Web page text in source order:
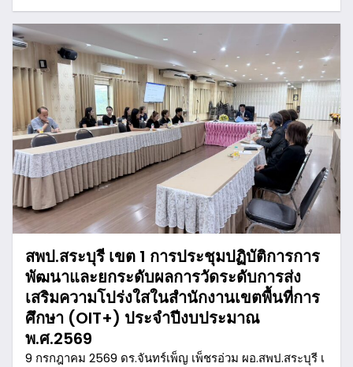
สพป.สระบุรี เขต 1 การประชุมปฏิบัติการการ
พัฒนาและยกระดับผลการวัดระดับการส่ง
เสริมความโปร่งใสในสำนักงานเขตพื้นที่การ
ศึกษา (OIT+) ประจำปีงบประมาณ
พ.ศ.2569
9 กรกฎาคม 2569 ดร.จันทร์เพ็ญ เพ็ชรอ่วม ผอ.สพป.สระบุรี เ